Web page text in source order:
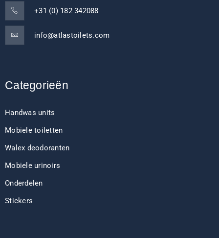
+31 (0) 182 342088
info@atlastoilets.com
Categorieën
Handwas units
Mobiele toiletten
Walex deodoranten
Mobiele urinoirs
Onderdelen
Stickers